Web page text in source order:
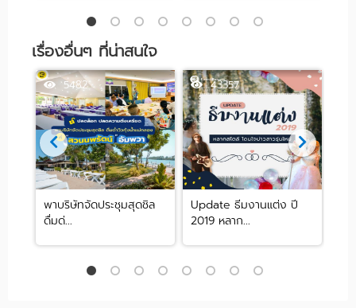
เรื่องอื่นๆ ที่น่าสนใจ
5482
พาบริษัทจัดประชุมสุดชิล
ดื่มด่...
43357
Update ธีมงานแต่ง ปี
2019 หลาก...